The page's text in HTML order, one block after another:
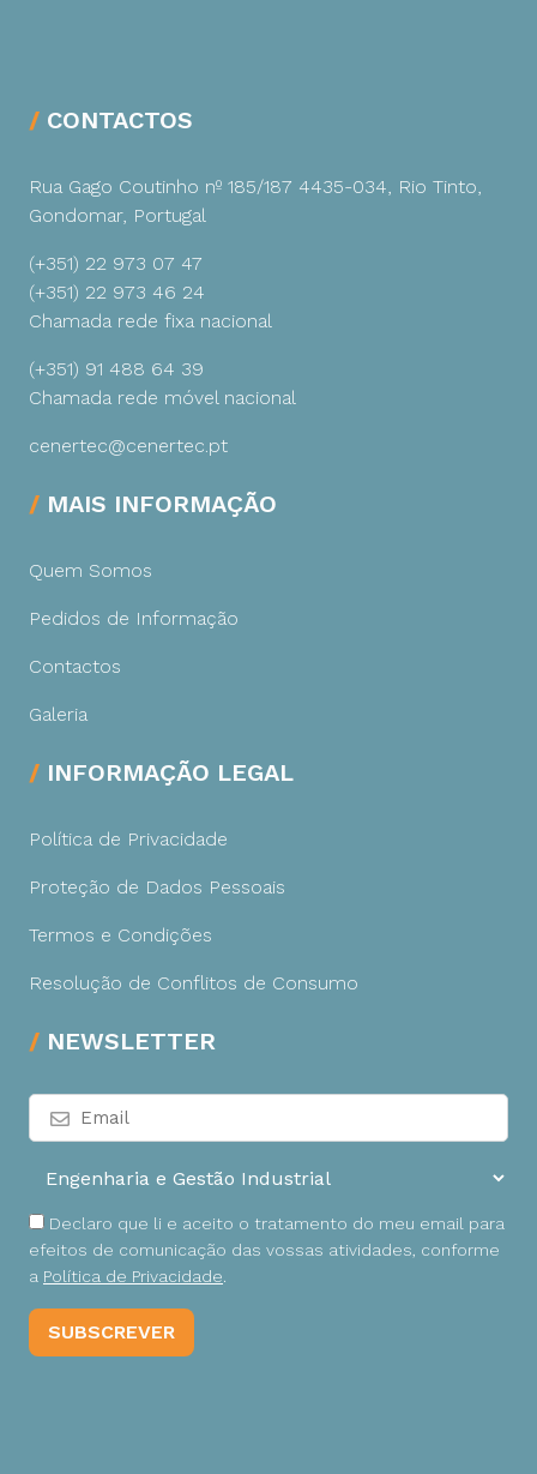
CONTACTOS
Rua Gago Coutinho nº 185/187 4435-034, Rio Tinto,
Gondomar, Portugal
(+351) 22 973 07 47
(+351) 22 973 46 24
Chamada rede fixa nacional
(+351) 91 488 64 39
Chamada rede móvel nacional
cenertec@cenertec.pt
MAIS INFORMAÇÃO
Quem Somos
Pedidos de Informação
Contactos
Galeria
INFORMAÇÃO LEGAL
Política de Privacidade
Proteção de Dados Pessoais
Termos e Condições
Resolução de Conflitos de Consumo
NEWSLETTER
Declaro que li e aceito o tratamento do meu email para
efeitos de comunicação das vossas atividades, conforme
a Política de Privacidade.